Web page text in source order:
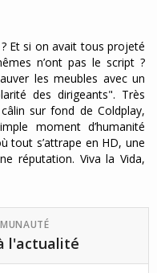
Et si on avait tous projeté
n’ont pas le script ?
les meubles avec un
des dirigeants". Très
sur fond de Coldplay,
moment d’humanité
tout s’attrape en HD, une
réputation. Viva la Vida,
l'actualité